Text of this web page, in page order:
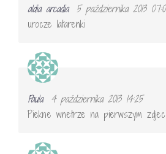
aldia arcadia
5 października 2013
urocze latarenki
Paula
4 października 2013 14:25
Piekne wnetrze na pierwszym